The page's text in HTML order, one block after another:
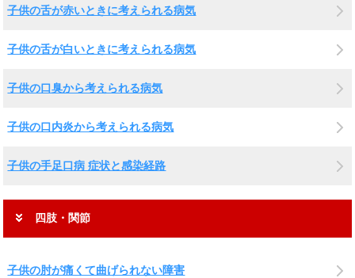
子供の舌が赤いときに考えられる病気
子供の舌が白いときに考えられる病気
子供の口臭から考えられる病気
子供の口内炎から考えられる病気
子供の手足口病 症状と感染経路
四肢・関節
子供の肘が痛くて曲げられない障害